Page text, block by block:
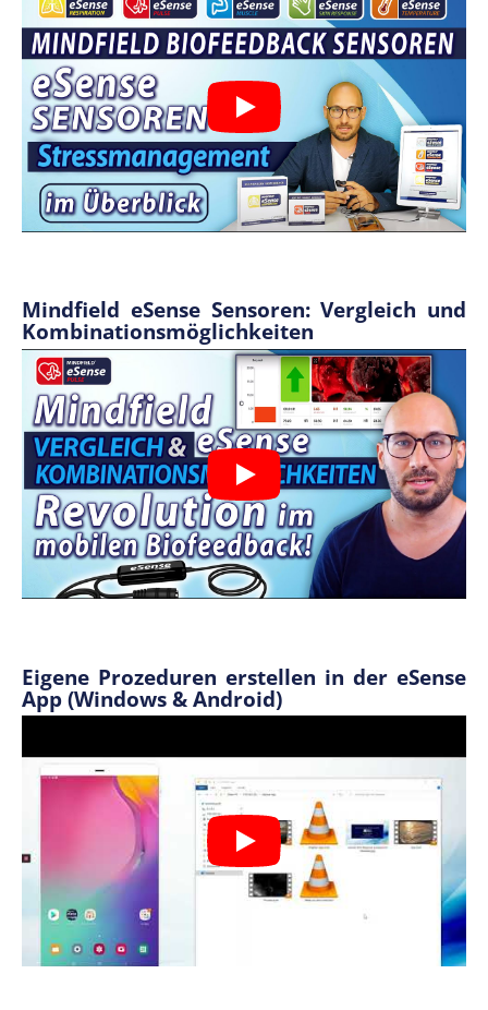
Mindfield eSense Sensoren: Vergleich und
Kombinationsmöglichkeiten
Eigene Prozeduren erstellen in der eSense
App (Windows & Android)